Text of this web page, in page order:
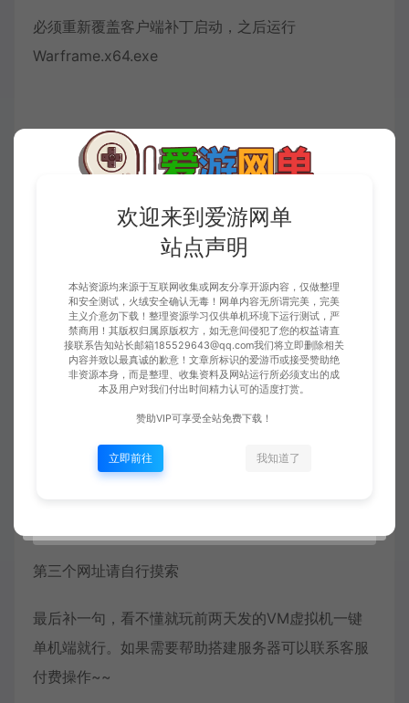
必须重新覆盖客户端补丁启动，之后运行
Warframe.x64.exe
1、http://localhost/webui/inventory
2、http://localhost:6155/get
_effective_metadata?
3、http://localhost:6155/
第一个网址可以理解为存档修改器
第二个网址是用于查找mod元数据（使用方法为在
第三个网址请自行摸索
最后补一句，看不懂就玩前两天发的VM虚拟机一键
单机端就行。如果需要帮助搭建服务器可以联系客服
付费操作~~
欢迎来到爱游网单
站点声明
本站资源均来源于互联网收集或网友分享开源内容，仅做整理
和安全测试，火绒安全确认无毒！网单内容无所谓完美，完美
主义介意勿下载！整理资源学习仅供单机环境下运行测试，严
禁商用！其版权归属原版权方，如无意间侵犯了您的权益请直
接联系告知站长邮箱185529643@qq.com我们将立即删除相关
内容并致以最真诚的歉意！文章所标识的爱游币或接受赞助绝
非资源本身，而是整理、收集资料及网站运行所必须支出的成
本及用户对我们付出时间精力认可的适度打赏。
赞助VIP可享受全站免费下载！
立即前往 我知道了